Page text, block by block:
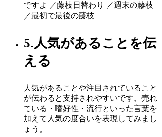
ですよ ／藤枝日替わり ／週末の藤枝
／最初で最後の藤枝
5.人気があることを伝
える
人気があることや注目されていること
が伝わると支持されやすいです。売れ
ている・嗜好性・流行といった言葉を
加えて人気の度合いを表現してみまし
ょう。